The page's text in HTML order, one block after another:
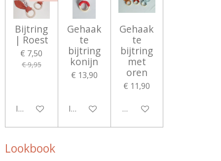
Bijtring
| Roest
€ 7,50
€ 9,95
In winkelwagen
Gehaak
te
bijtring
konijn
€ 13,90
In winkelwagen
Gehaak
te
bijtring
met
oren
€ 11,90
Bekijk details
Lookbook